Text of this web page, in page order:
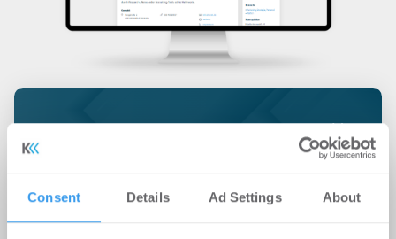
Consent Details Ad Settings About
Unternehmensprofil
Nutzen Sie die Chance, Ihr Unternehmen in der